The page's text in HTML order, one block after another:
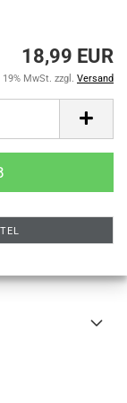
18,99 EUR
19% MwSt. zzgl. Versand